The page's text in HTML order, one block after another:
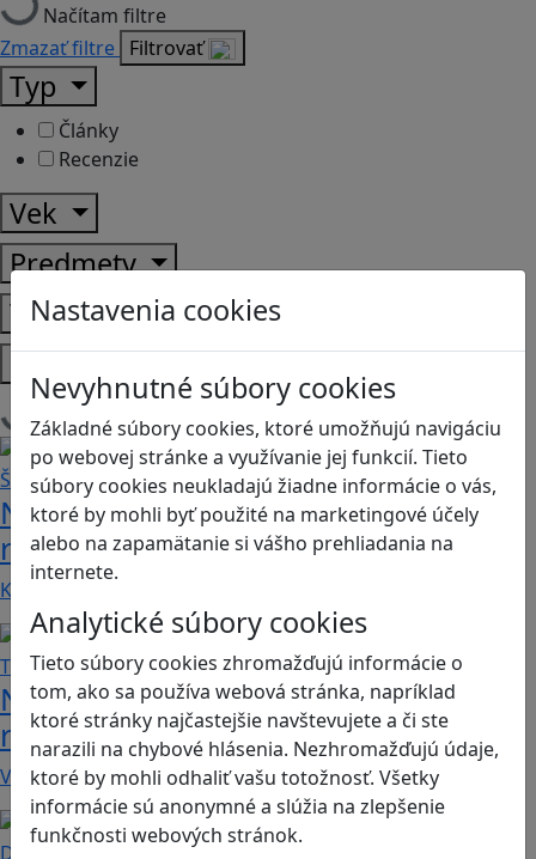
Nastavenia cookies
Nevyhnutné súbory cookies
Základné súbory cookies, ktoré umožňujú navigáciu
po webovej stránke a využívanie jej funkcií. Tieto
súbory cookies neukladajú žiadne informácie o vás,
ktoré by mohli byť použité na marketingové účely
alebo na zapamätanie si vášho prehliadania na
internete.
Analytické súbory cookies
Tieto súbory cookies zhromažďujú informácie o
tom, ako sa používa webová stránka, napríklad
ktoré stránky najčastejšie navštevujete a či ste
narazili na chybové hlásenia. Nezhromažďujú údaje,
ktoré by mohli odhaliť vašu totožnosť. Všetky
informácie sú anonymné a slúžia na zlepšenie
funkčnosti webových stránok.
Načítam filtre
Zmazať filtre Filtrovať
Typ
Články
Recenzie
Vek
Predmety
Témy
Platformy
Načítam blogy
Návod pre rodičov: Ako na výber
rodičovského zámku? Štvrtá časť
Kvalitné aplikácie, ktoré ponúkajú bezpečné…
Návod pre rodičov: Ako na výber
rodičovského zámku? Tretia časť
V obchode Play je možné nájsť veľké množstvo…